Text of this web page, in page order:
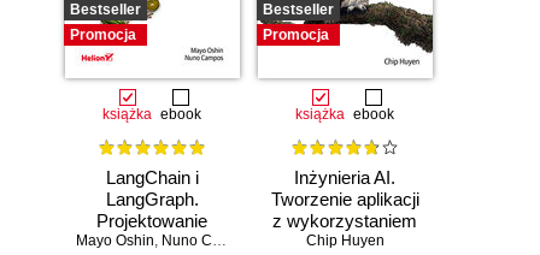
Bestseller
Promocja
książka ebook
LangChain i
LangGraph.
Projektowanie
aplikacji opartych
Mayo Oshin, Nuno Campos
Bestseller
Promocja
książka ebook
Inżynieria AI.
Tworzenie aplikacji
z wykorzystaniem
modeli bazowych
Chip Huyen